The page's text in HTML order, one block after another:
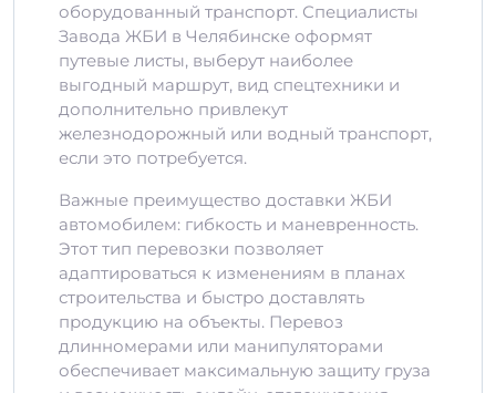
оборудованный транспорт. Специалисты
Завода ЖБИ в Челябинске оформят
путевые листы, выберут наиболее
выгодный маршрут, вид спецтехники и
дополнительно привлекут
железнодорожный или водный транспорт,
если это потребуется.
Важные преимущество доставки ЖБИ
автомобилем: гибкость и маневренность.
Этот тип перевозки позволяет
адаптироваться к изменениям в планах
строительства и быстро доставлять
продукцию на объекты. Перевоз
длинномерами или манипуляторами
обеспечивает максимальную защиту груза